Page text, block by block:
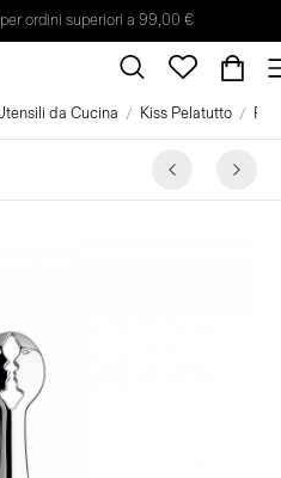
ordini superiori a 99,00 €
da Cucina Kiss Pelatutto